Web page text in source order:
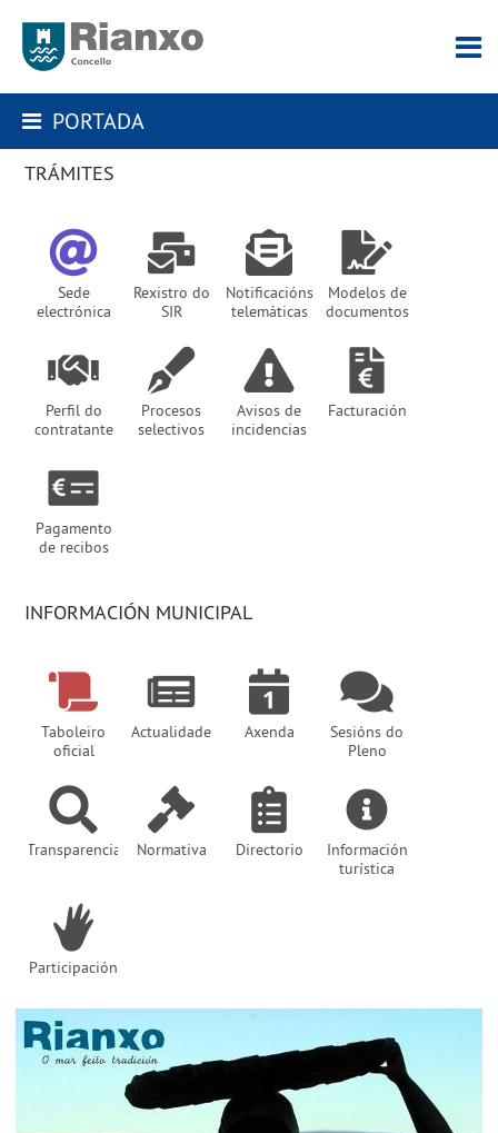
PORTADA
TRÁMITES
Sede
electrónica
Rexistro do
SIR
Notificacións
telemáticas
Modelos de
documentos
Perfil do
contratante
Procesos
selectivos
Avisos de
incidencias
Facturación
Pagamento
de recibos
INFORMACIÓN MUNICIPAL
Taboleiro
oficial
Actualidade Axenda
Sesións do
Pleno
Transparencia Normativa Directorio
Información
turística
Participación